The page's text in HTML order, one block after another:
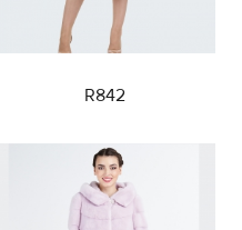
R842